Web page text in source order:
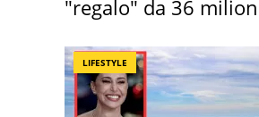
"regalo" da 36
LIFESTYLE